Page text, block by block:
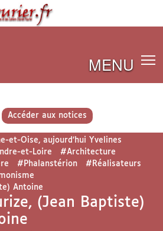
MENU
Accéder aux notices
et-Oise, aujourd’hui Yvelines
et-Loire
#Architecture
#Phalanstérion
#Réalisateurs
Antoine
(Jean Baptiste)